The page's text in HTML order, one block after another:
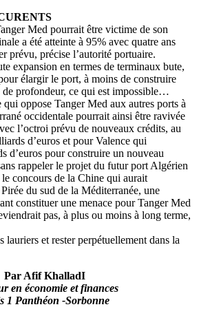
Med pourrait être victime de son
a été atteinte à 95% avec quatre ans
prévu, précise l’autorité portuaire.
expansion en termes de terminaux bute,
élargir le port, à moins de construire
de profondeur, ce qui est impossible…
oppose Tanger Med aux autres ports à
occidentale pourrait ainsi être ravivée
l’octroi prévu de nouveaux crédits, au
d’euros et pour Valence qui
d’euros pour construire un nouveau
rappeler le projet du futur port Algérien
concours de la Chine qui aurait
du sud de la Méditerranée, une
constituer une menace pour Tanger Med
pas, à plus ou moins à long terme,
lauriers et rester perpétuellement dans la
Par Afif KhalladI
en économie et finances
1 Panthéon -Sorbonne